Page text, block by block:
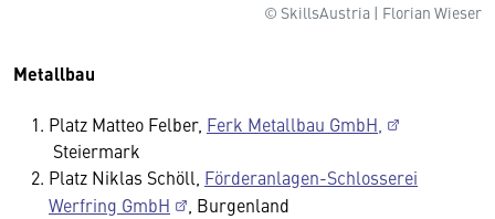
© SkillsAustria | Florian Wieser
Metallbau
Platz Matteo Felber, Ferk Metallbau GmbH,
Steiermark
Platz Niklas Schöll, Förderanlagen-Schlosserei
Werfring GmbH
, Burgenland